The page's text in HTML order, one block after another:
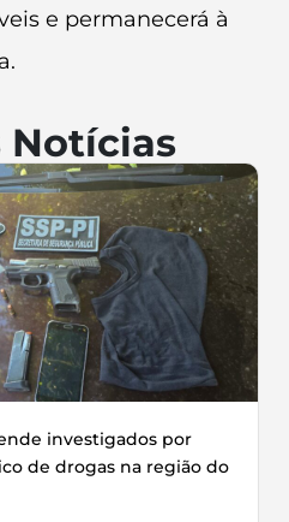
e permanecerá à
Notícias
investigados por
de drogas na região do